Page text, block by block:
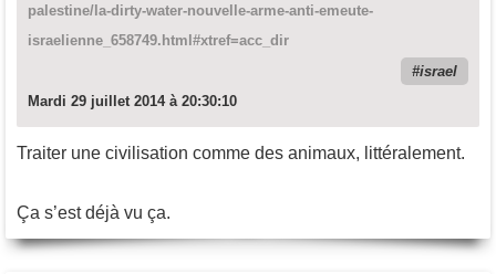
palestine/la-dirty-water-nouvelle-arme-anti-emeute-
israelienne_658749.html#xtref=acc_dir
israel
Mardi 29 juillet 2014 à 20:30:10
Traiter une civilisation comme des animaux, littéralement.
Ça s’est déjà vu ça.